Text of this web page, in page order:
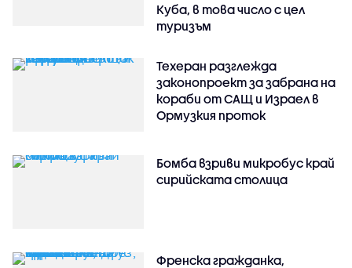
Куба, в това число с цел
туризъм
Техеран разглежда
законопроект за забрана на
кораби от САЩ и Израел в
Ормузкия проток
Бомба взриви микробус край
сирийската столица
Френска гражданка,